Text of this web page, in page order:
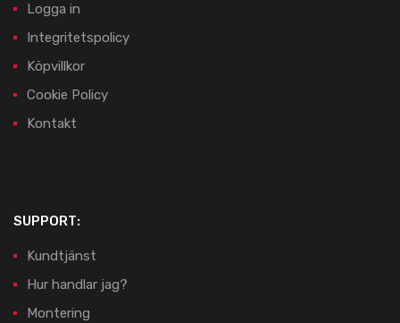
Logga in
Integritetspolicy
Köpvillkor
Cookie Policy
Kontakt
SUPPORT:
Kundtjänst
Hur handlar jag?
Montering